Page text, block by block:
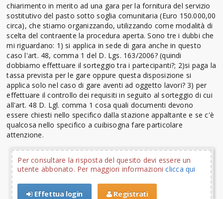
chiarimento in merito ad una gara per la fornitura del servizio
sostitutivo del pasto sotto soglia comunitaria (Euro 150.000,00
circa), che stiamo organizzando, utilizzando come modalità di
scelta del contraente la procedura aperta. Sono tre i dubbi che
mi riguardano: 1) si applica in sede di gara anche in questo
caso l'art. 48, comma 1 del D. Lgs. 163/2006? (quindi
dobbiamo effettuare il sorteggio tra i partecipanti?; 2)si paga la
tassa prevista per le gare oppure questa disposizione si
applica solo nel caso di gare aventi ad oggetto lavori? 3) per
effettuare il controllo dei requisiti in seguito al sorteggio di cui
all'art. 48 D. Lgl. comma 1 cosa quali documenti devono
essere chiesti nello specifico dalla stazione appaltante e se c'è
qualcosa nello specifico a cuibisogna fare particolare
attenzione.
Per consultare la risposta del quesito devi essere un
utente abbonato. Per maggiori informazioniclicca qui
Effettua login Registrati